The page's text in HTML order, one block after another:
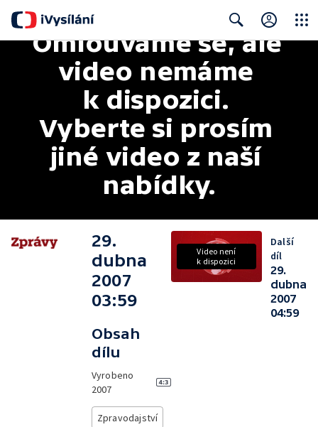
Search
Omlouváme se, ale
video nemáme
k dispozici.
Vyberte si prosím
jiné video z naší
nabídky.
29.
dubna
2007
03:59
Obsah
dílu
Vyrobeno
2007
Zpravodajství
Video není
k dispozici
Další
díl
29.
dubna
2007
04:59